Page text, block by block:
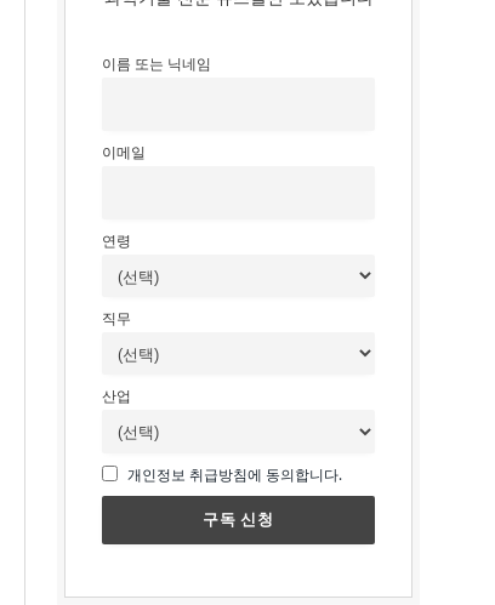
이름 또는 닉네임
이메일
연령
직무
산업
개인정보 취급방침에 동의합니다.